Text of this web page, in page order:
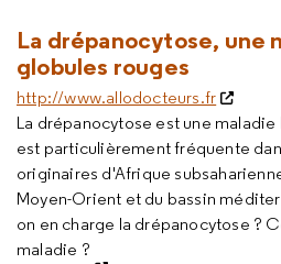
La drépanocytose, une
globules rouges
http://www.allodocteurs.fr
La drépanocytose est une
est particulièrement fréquente
originaires d'Afrique
Moyen-Orient et du bassin
on en charge la drépanocytose ?
maladie ?